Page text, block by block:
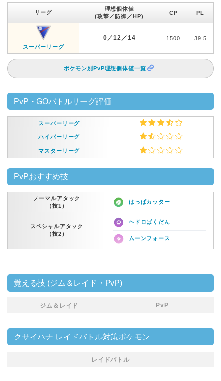
リーグ
理想個体値
(攻撃／防御／HP)
CP PL
スーパーリーグ
0／12／14 1500 39.5
ポケモン別PvP理想個体値一覧
PvP・GOバトルリーグ評価
スーパーリーグ
ハイパーリーグ
マスターリーグ
PvPおすすめ技
ノーマルアタック
（技1）
はっぱカッター
スペシャルアタック
（技2）
ヘドロばくだん
ムーンフォース
覚える技 (ジム＆レイド・PvP)
ジム＆レイド PvP
クサイハナ レイドバトル対策ポケモン
レイドバトル